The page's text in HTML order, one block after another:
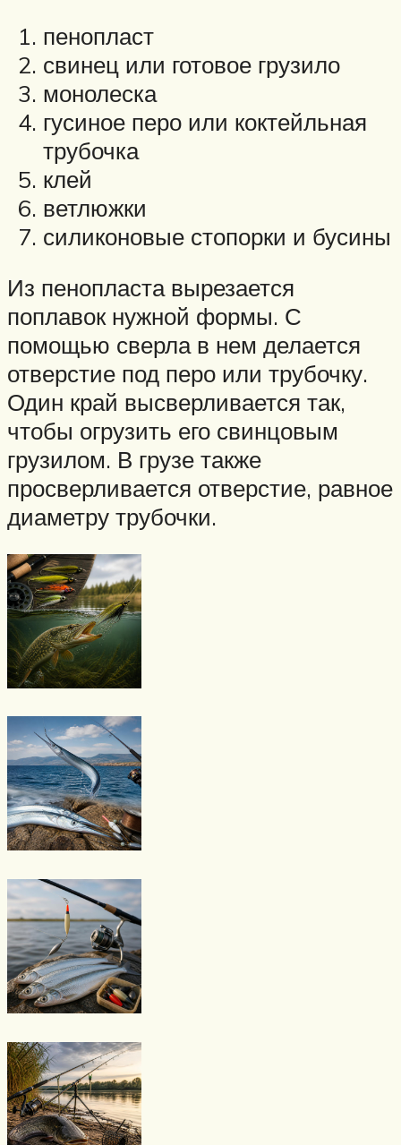
пенопласт
свинец или готовое грузило
монолеска
гусиное перо или коктейльная
трубочка
клей
ветлюжки
силиконовые стопорки и бусины
Из пенопласта вырезается
поплавок нужной формы. С
помощью сверла в нем делается
отверстие под перо или трубочку.
Один край высверливается так,
чтобы огрузить его свинцовым
грузилом. В грузе также
просверливается отверстие, равное
диаметру трубочки.